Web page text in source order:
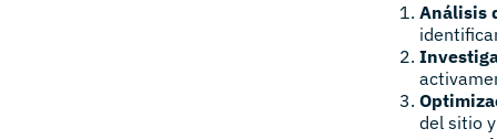
Análisis
del sitio